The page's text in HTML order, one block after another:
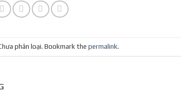
phân loại. Bookmark the permalink.